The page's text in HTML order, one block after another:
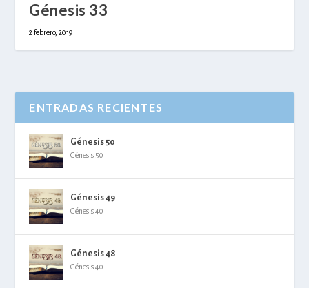
Génesis 33
2 febrero, 2019
ENTRADAS RECIENTES
Génesis 50
Génesis 50
Génesis 49
Génesis 40
Génesis 48
Génesis 40